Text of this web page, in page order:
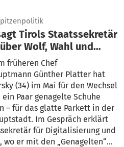
Wolf, Wahl und
früheren Chef
Günther Platter hat
(34) im Mai für den Wechsel
ein Paar genagelte Schuhe
– für das glatte Parkett in der
Im Gespräch erklärt
für Digitalisierung und
wo er mit den „Genagelten“